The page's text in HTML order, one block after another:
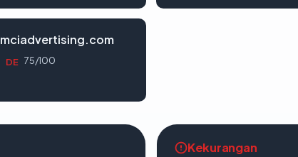
mciadvertising.com
DE 75/100
Kekurangan